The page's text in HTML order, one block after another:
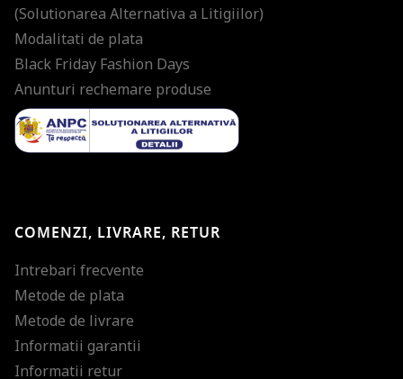
(Solutionarea Alternativa a Litigiilor)
Modalitati de plata
Black Friday Fashion Days
Anunturi rechemare produse
COMENZI, LIVRARE, RETUR
Intrebari frecvente
Metode de plata
Metode de livrare
Informatii garantii
Informatii retur